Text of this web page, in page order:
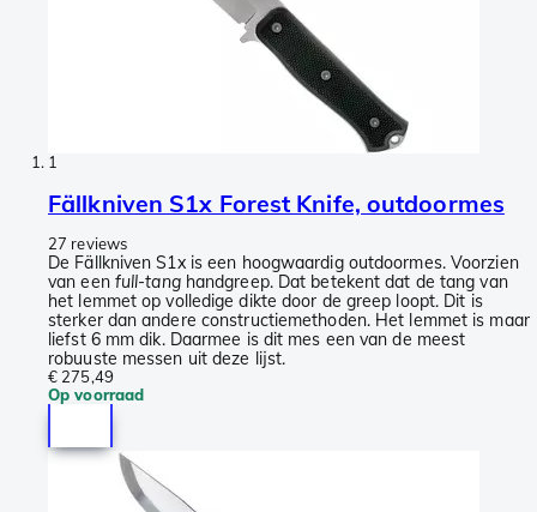
1
Fällkniven S1x Forest Knife, outdoormes
27 reviews
De Fällkniven S1x is een hoogwaardig outdoormes. Voorzien
van een full-tanghandgreep. Dat betekent dat de tang van
het lemmet op volledige dikte door de greep loopt. Dit is
sterker dan andere constructiemethoden. Het lemmet is maar
liefst 6 mm dik. Daarmee is dit mes een van de meest
robuuste messen uit deze lijst.
€ 275,49
Op voorraad